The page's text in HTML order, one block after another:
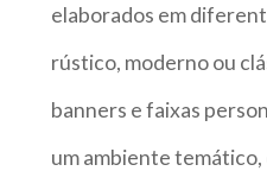
elaborados em
rústico, moderno ou
banners e faixas
um ambiente